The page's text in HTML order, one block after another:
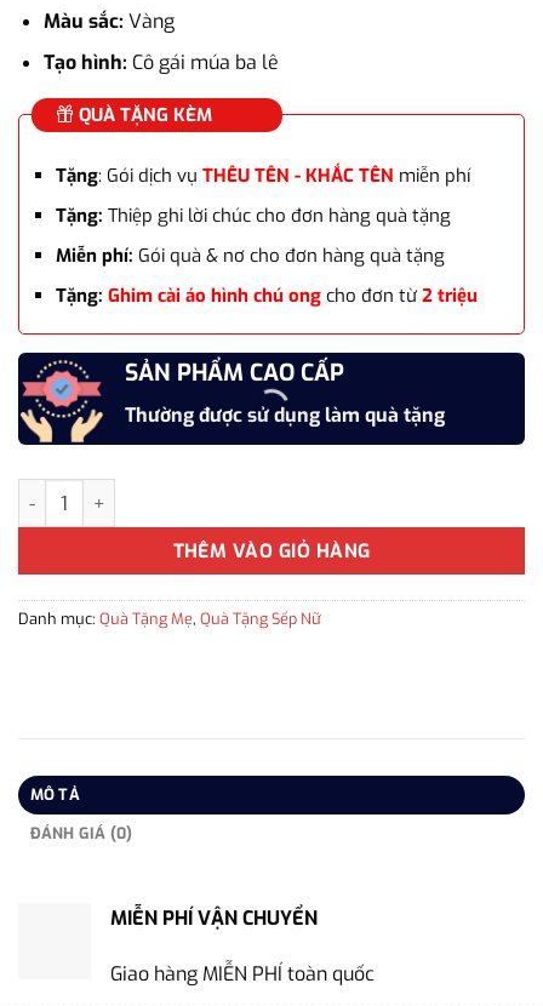
Màu sắc: Vàng
Tạo hình: Cô gái múa ba lê
QUÀ TẶNG KÈM
Tặng: Gói dịch vụ THÊU TÊN - KHẮC TÊN miễn phí
Tặng: Thiệp ghi lời chúc cho đơn hàng quà tặng
Miễn phí: Gói quà & nơ cho đơn hàng quà tặng
Tặng: Ghim cài áo hình chú ongcho đơn từ 2 triệu
SẢN PHẨM CAO CẤP
Thường được sử dụng làm quà tặng
Ghim cài áo cho nữ hình cô gái múa ba lê nhỏ xinh làm quà
THÊM VÀO GIỎ HÀNG
Danh mục: Quà Tặng Mẹ, Quà Tặng Sếp Nữ
MÔ TẢ
ĐÁNH GIÁ (0)
MIỄN PHÍ VẬN CHUYỂN
Giao hàng MIỄN PHÍ toàn quốc